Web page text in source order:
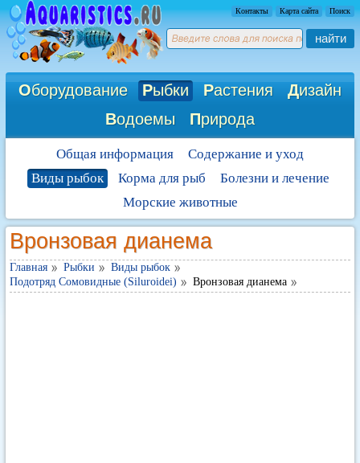
Контакты Карта сайта Поиск
найти
Оборудование Рыбки Растения Дизайн
Водоемы Природа
Общая информация
Содержание и уход
Виды рыбок
Корма для рыб
Болезни и лечение
Морские животные
Вронзовая дианема
Главная Рыбки
Виды рыбок
Подотряд Сомовидные (Siluroidei)
Вронзовая дианема